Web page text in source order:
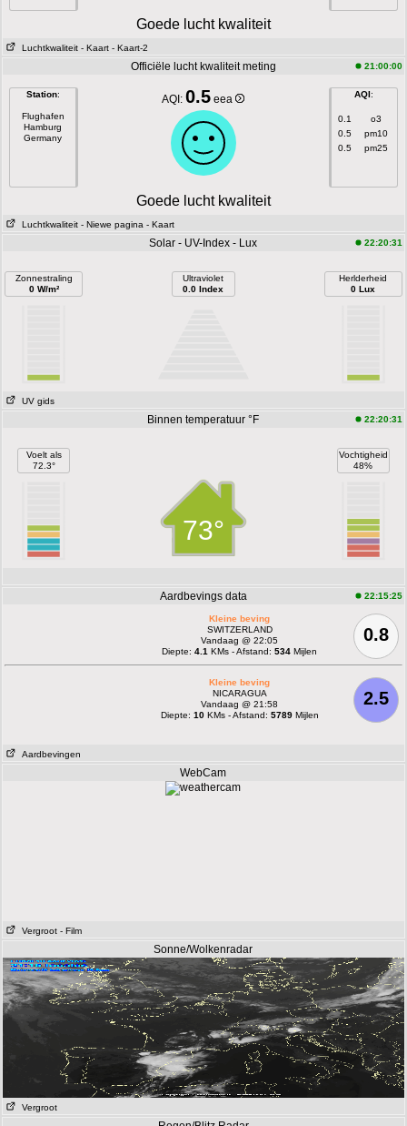
Goede lucht kwaliteit
Luchtkwaliteit - Kaart - Kaart-2
Officiële lucht kwaliteit meting 21:00:00
Station:
Flughafen
Hamburg
Germany
AQI:0.5 eea AQI:
0.1
o3
0.5
pm10
0.5
pm25
Goede lucht kwaliteit
Luchtkwaliteit - Niewe pagina - Kaart
Solar - UV-Index - Lux 22:20:31
Zonnestraling
0 W/m²
Ultraviolet
0.0 Index
Herlderheid
0 Lux
UV gids
Binnen temperatuur °F 22:20:31
Voelt als
72.3°
73°
Vochtigheid
48%
Aardbevings data 22:15:25
0.8
Kleine beving
SWITZERLAND
Vandaag @ 22:05
Diepte:4.1 KMs - Afstand:534 Mijlen
2.5
Kleine beving
NICARAGUA
Vandaag @ 21:58
Diepte: 10KMs - Afstand: 5789Mijlen
Aardbevingen
WebCam
Vergroot - Film
Sonne/Wolkenradar
Vergroot